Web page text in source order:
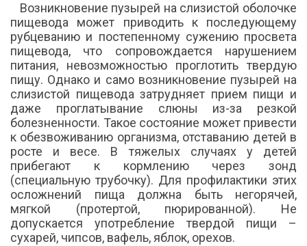
Возникновение пузырей на слизистой оболочке
пищевода может приводить к последующему
рубцеванию и постепенному сужению просвета
пищевода, что сопровождается нарушением
питания, невозможностью проглотить твердую
пищу. Однако и само возникновение пузырей на
слизистой пищевода затрудняет прием пищи и
даже проглатывание слюны из-за резкой
болезненности. Такое состояние может привести
к обезвоживанию организма, отставанию детей в
росте и весе. В тяжелых случаях у детей
прибегают к кормлению через зонд
(специальную трубочку). Для профилактики этих
осложнений пища должна быть негорячей,
мягкой (протертой, пюрированной). Не
допускается употребление твердой пищи –
сухарей, чипсов, вафель, яблок, орехов.